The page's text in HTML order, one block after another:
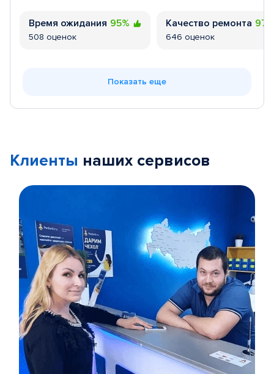
Время ожидания 95%
508 оценок
Качество ремонта
646 оценок
Показать еще
Клиенты наших сервисов